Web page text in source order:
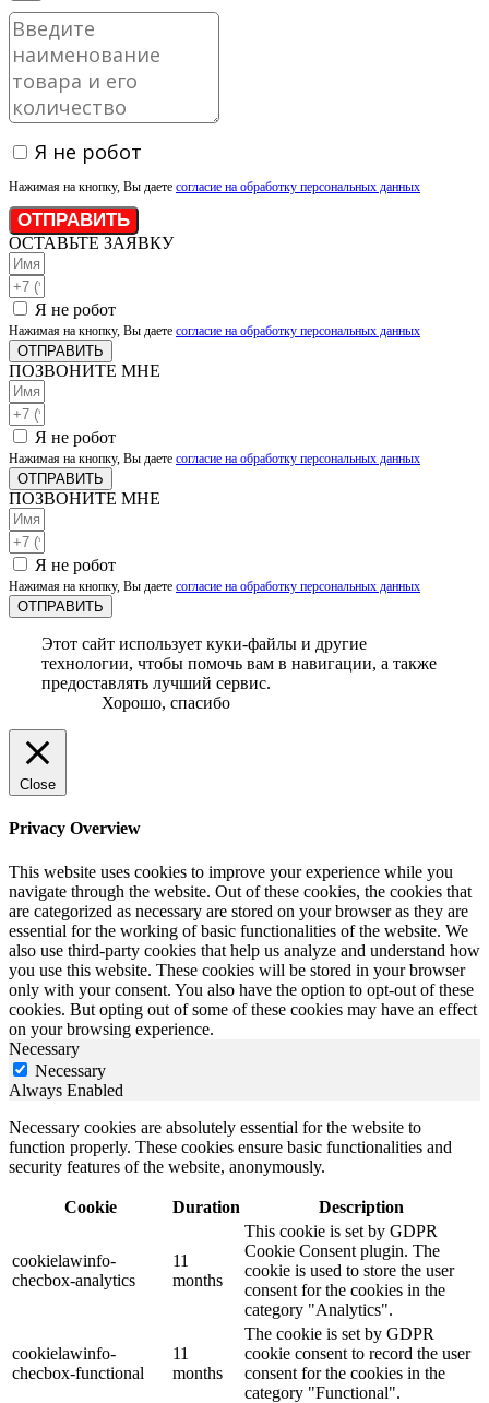
Я не робот
Нажимая на кнопку, Вы даете согласие на обработку персональных данных
ОТПРАВИТЬ
ОСТАВЬТЕ ЗАЯВКУ
Я не робот
Нажимая на кнопку, Вы даете согласие на обработку персональных данных
ОТПРАВИТЬ
ПОЗВОНИТЕ МНЕ
Я не робот
Нажимая на кнопку, Вы даете согласие на обработку персональных данных
ОТПРАВИТЬ
ПОЗВОНИТЕ МНЕ
Я не робот
Нажимая на кнопку, Вы даете согласие на обработку персональных данных
ОТПРАВИТЬ
Этот сайт использует куки-файлы и другие
технологии, чтобы помочь вам в навигации, а также
предоставлять лучший сервис.
Хорошо, спасибо
Close
Privacy Overview
This website uses cookies to improve your experience while you
navigate through the website. Out of these cookies, the cookies that
are categorized as necessary are stored on your browser as they are
essential for the working of basic functionalities of the website. We
also use third-party cookies that help us analyze and understand how
you use this website. These cookies will be stored in your browser
only with your consent. You also have the option to opt-out of these
cookies. But opting out of some of these cookies may have an effect
on your browsing experience.
Necessary
Necessary
Always Enabled
Necessary cookies are absolutely essential for the website to
function properly. These cookies ensure basic functionalities and
security features of the website, anonymously.
Cookie Duration Description
cookielawinfo-
checbox-analytics
11
months
This cookie is set by GDPR
Cookie Consent plugin. The
cookie is used to store the user
consent for the cookies in the
category "Analytics".
cookielawinfo-
checbox-functional
11
months
The cookie is set by GDPR
cookie consent to record the user
consent for the cookies in the
category "Functional".